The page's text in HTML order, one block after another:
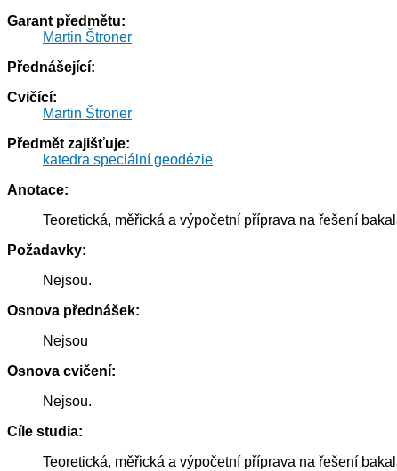
Garant předmětu:
Martin Štroner
Přednášející:
Cvičící:
Martin Štroner
Předmět zajišťuje:
katedra speciální geodézie
Anotace:
Teoretická, měřická a výpočetní příprava na řešení
Požadavky:
Nejsou.
Osnova přednášek:
Nejsou
Osnova cvičení:
Nejsou.
Cíle studia:
Teoretická, měřická a výpočetní příprava na řešení